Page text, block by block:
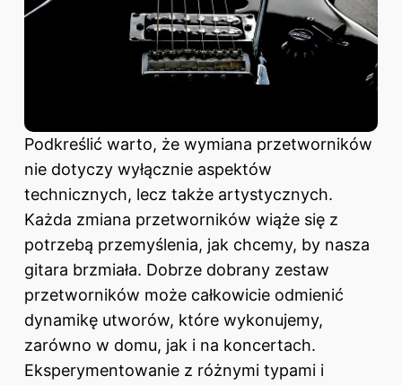
Podkreślić warto, że wymiana przetworników
nie dotyczy wyłącznie aspektów
technicznych, lecz także artystycznych.
Każda zmiana przetworników wiąże się z
potrzebą przemyślenia, jak chcemy, by nasza
gitara brzmiała. Dobrze dobrany zestaw
przetworników może całkowicie odmienić
dynamikę utworów, które wykonujemy,
zarówno w domu, jak i na koncertach.
Eksperymentowanie z różnymi typami i